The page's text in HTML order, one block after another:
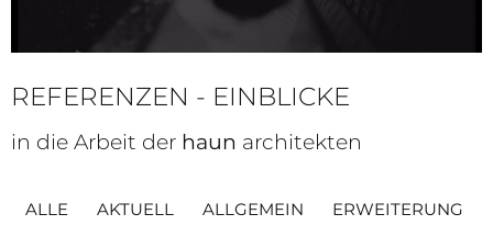
REFERENZEN - EINBLICKE
in die Arbeit der haun architekten
ALLE AKTUELL ALLGEMEIN
ERWEITERUNG